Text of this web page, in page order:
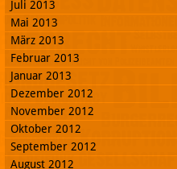
Juli 2013
Mai 2013
März 2013
Februar 2013
Januar 2013
Dezember 2012
November 2012
Oktober 2012
September 2012
August 2012